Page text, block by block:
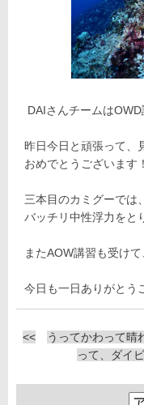
DAIさんチームはOWD
昨日今日と頑張って、
おめでとうございます！
三本目のカミグーでは
バッチリ中性浮力をと
またAOW講習も受け
今日も一日ありがとう
<< うってかわって晴
って、ダイ